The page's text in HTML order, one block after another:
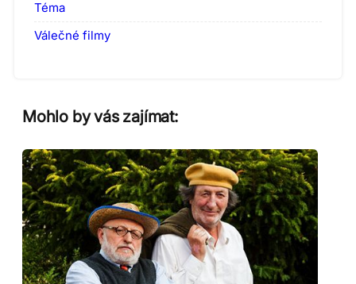
Téma
Válečné filmy
Mohlo by vás zajímat: